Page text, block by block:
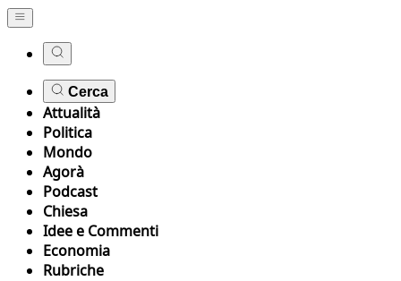
Cerca
Attualità
Politica
Mondo
Agorà
Podcast
Chiesa
Idee e Commenti
Economia
Rubriche